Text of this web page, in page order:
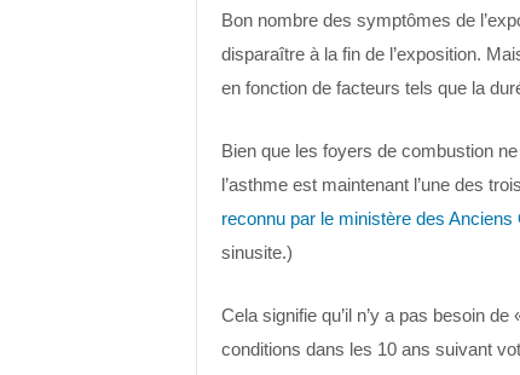
Bon nombre des symptômes de
disparaître à la fin de l’exposition.
en fonction de facteurs tels que la
Bien que les foyers de combustion
l’asthme est maintenant l’une des
reconnu par le ministère des Anciens
sinusite.)
Cela signifie qu’il n’y a pas besoin
conditions dans les 10 ans suivant